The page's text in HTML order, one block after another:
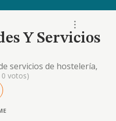
Y Servicios
servicios de hostelería,
bares, hospedaje,
el servicio de comidas
comercial de
relacionados con
3. la explotación propia o
0 votos)